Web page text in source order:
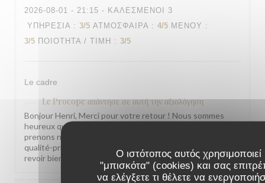
Ο ιστότοπος αυτός χρησιμοποιεί
"μπισκότα" (cookies) και σας
να ελέγξετε τι θέλετε να
2026-08-01 - 21:15 - ΚΑΛΕΣΜΈΝΟΙ 3
ΥΠΗΡΕΣΊΑ : 3/5 ΑΤΜΌΣΦΑΙΡΑ : 4/5 ΜΕΝΟΎ :
3/5 ΠΟΙΌΤΗΤΑ / ΤΙΜΉ : 3/5
Le cadre
Le Procope απάντησε σε αυτή την αξιολόγηση
Bonjour Henri, Merci pour votre retour ! Nous sommes
heureux que l'ambiance vous ait séduit. En revanche, nous
prenons note de vos remarques sur la cuisine et le rapport
qualité-prix, et nous y travaillons. Nous espérons vous
revoir bientôt. L'équipe du Procope